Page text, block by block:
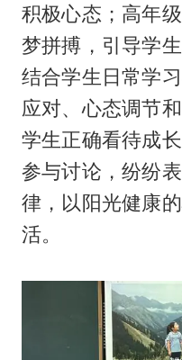
积极心态；高年
梦拼搏，引导学
结合学生日常学
应对、心态调节
学生正确看待成
参与讨论，纷纷
律，以阳光健康
活。